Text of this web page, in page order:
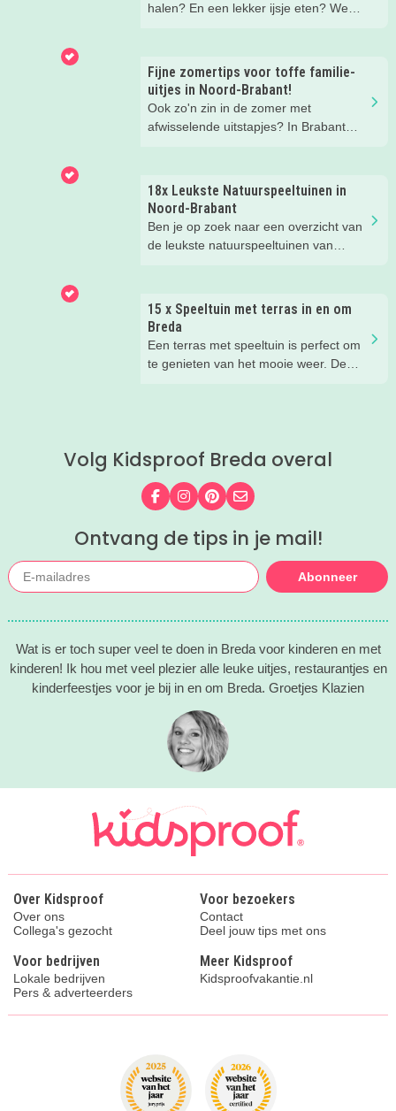
halen? En een lekker ijsje eten? We
kunt scoren voor je op een rijtje gezet.
Fijne zomertips voor toffe familie-
uitjes in Noord-Brabant!
Ook zo'n zin in de zomer met
afwisselende uitstapjes? In Brabant
natuur, ga voor een actief uitje, een
verrassende museum of ontdek de
gezellige steden. Wij verzamelden hele
toffe tips voor je.
18x Leukste Natuurspeeltuinen in
Noord-Brabant
Ben je op zoek naar een overzicht van
de leukste natuurspeeltuinen van
een rij gezet. Veel plezier in de
speeltuin!
15 x Speeltuin met terras in en om
Breda
Een terras met speeltuin is perfect om
te genieten van het mooie weer. De
terras en speeltuin in Breda en
omgeving voor je op een rij gezet. Dat
is makkelijk een super fijn plekje
vinden!
Volg Kidsproof Breda overal
Volg ons op Facebook
Volg ons op Instagram
Volg ons op Pinterest
Mail ons
Ontvang de tips in je mail!
Abonneer
Wat is er toch super veel te doen in Breda voor kinderen en met
kinderen! Ik hou met veel plezier alle leuke uitjes, restaurantjes en
kinderfeestjes voor je bij in en om Breda. Groetjes Klazien
Over Kidsproof
Over ons
Collega's gezocht
Voor bezoekers
Contact
Deel jouw tips met ons
Voor bedrijven
Lokale bedrijven
Pers & adverteerders
Meer Kidsproof
Kidsproofvakantie.nl